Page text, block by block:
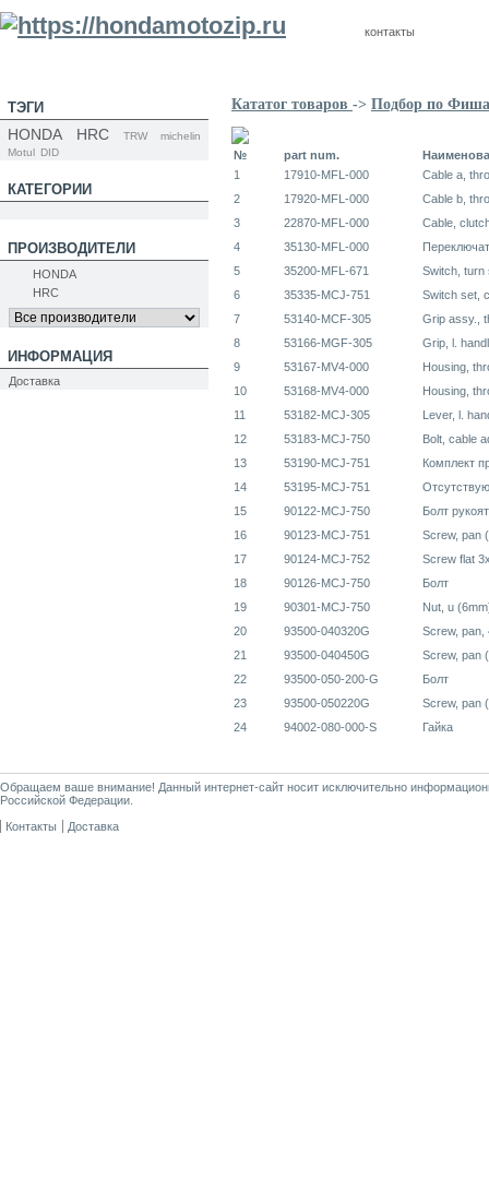
контакты
ТЭГИ
HONDA HRC TRW
michelin
Motul DID
КАТЕГОРИИ
ПРОИЗВОДИТЕЛИ
HONDA
HRC
ИНФОРМАЦИЯ
Доставка
Кататог товаров -> Подбор по
№ part num.
1
17910-MFL-000
Cable a,
2
17920-MFL-000
Cable b,
3
22870-MFL-000
Cable,
4
35130-MFL-000
5
35200-MFL-671
Switch, turn
6
35335-MCJ-751
Switch set,
7
53140-MCF-305
Grip assy.,
8
53166-MGF-305
Grip, l.
9
53167-MV4-000
Housing,
10
53168-MV4-000
Housing,
11
53182-MCJ-305
Lever, l.
12
53183-MCJ-750
Bolt, cable
13
53190-MCJ-751
Комплект
14
53195-MCJ-751
15
90122-MCJ-750
Болт
16
90123-MCJ-751
Screw, pan
17
90124-MCJ-752
Screw flat
18
90126-MCJ-750
Болт
19
90301-MCJ-750
Nut, u
20
93500-040320G
Screw, pan,
21
93500-040450G
Screw, pan
22
93500-050-200-G
Болт
23
93500-050220G
Screw, pan
24
94002-080-000-S Гайка
Обращаем ваше внимание! Данный интернет-сайт носит исключительно
Российской Федерации.
Контакты
Доставка